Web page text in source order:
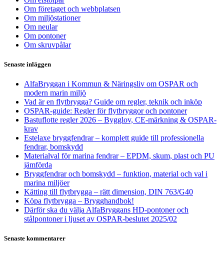
Om företaget och webbplatsen
Om miljöstationer
Om neular
Om pontoner
Om skruvpålar
Senaste inläggen
AlfaBryggan i Kommun & Näringsliv om OSPAR och
modern marin miljö
Vad är en flytbrygga? Guide om regler, teknik och inköp
OSPAR-guide: Regler för flytbryggor och pontoner
Bastuflotte regler 2026 – Bygglov, CE-märkning & OSPAR-
krav
Estelaxe bryggfendrar – komplett guide till professionella
fendrar, bomskydd
Materialval för marina fendrar – EPDM, skum, plast och PU
jämförda
Bryggfendrar och bomskydd – funktion, material och val i
marina miljöer
Kätting till flytbrygga – rätt dimension, DIN 763/G40
Köpa flytbrygga – Brygghandbok!
Därför ska du välja AlfaBryggans HD-pontoner och
stålpontoner i ljuset av OSPAR-beslutet 2025/02
Senaste kommentarer